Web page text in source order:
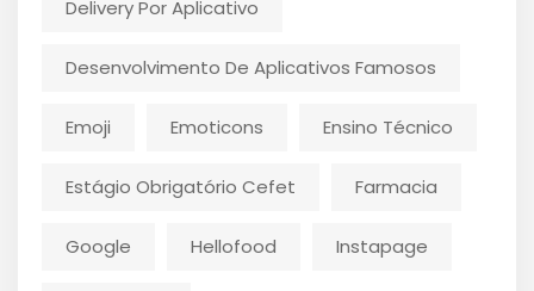
Delivery Por Aplicativo
Desenvolvimento De Aplicativos Famosos
Emoji Emoticons Ensino Técnico
Estágio Obrigatório Cefet Farmacia
Google Hellofood Instapage